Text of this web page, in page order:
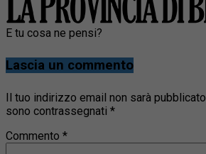
E tu cosa ne pensi?
Lascia un commento
Il tuo indirizzo email non sarà pubblicato.
sono contrassegnati *
Commento *